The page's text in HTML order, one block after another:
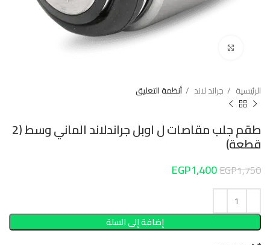
الرئيسية جراند لاند أنظمة التعليق
طقم جلب مقاصات ل اوبل جراندلاند الماني وسط (2
قطعة)
EGP1,750
EGP1,400
إضافة إلى السلة